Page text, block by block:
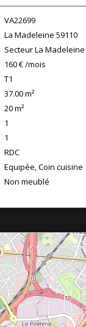
VA22699
La Madeleine 59110
Secteur La Madeleine
160 € /mois
T1
37.00m²
20m²
1
1
RDC
Equipée, Coin cuisine
Non meublé